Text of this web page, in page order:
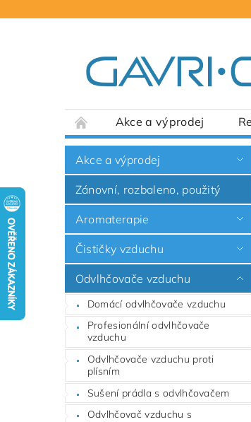
Akce a výprodej
Akce a výprodej
Zánovní, rozbaleno, použitý
Aromaterapie
Čističky vzduchu
Odvlhčovače vzduchu
Domácí odvlhčovače vzduchu
Profesionální odvlhčovače
vzduchu
Odvlhčovače vzduchu proti
plísním
Sušení prádla s odvlhčovačem
Odvlhčovač vzduchu s